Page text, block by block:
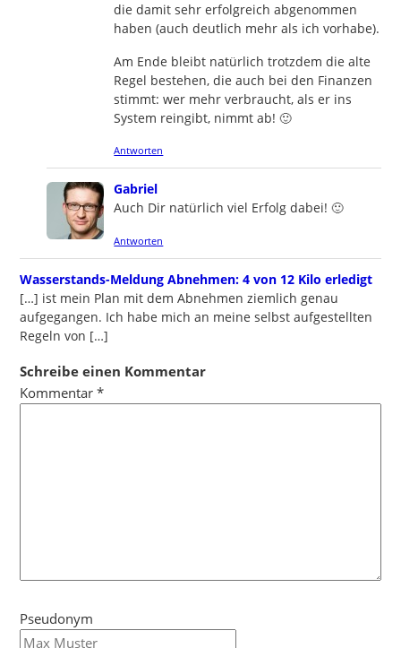
die damit sehr erfolgreich abgenommen
haben (auch deutlich mehr als ich vorhabe).
Am Ende bleibt natürlich trotzdem die alte
Regel bestehen, die auch bei den Finanzen
stimmt: wer mehr verbraucht, als er ins
System reingibt, nimmt ab! 🙂
Antworten
Gabriel
Auch Dir natürlich viel Erfolg dabei! 🙂
Antworten
Wasserstands-Meldung Abnehmen: 4 von 12 Kilo erledigt
[…] ist mein Plan mit dem Abnehmen ziemlich genau
aufgegangen. Ich habe mich an meine selbst aufgestellten
Regeln von […]
Schreibe einen Kommentar
Kommentar*
Pseudonym